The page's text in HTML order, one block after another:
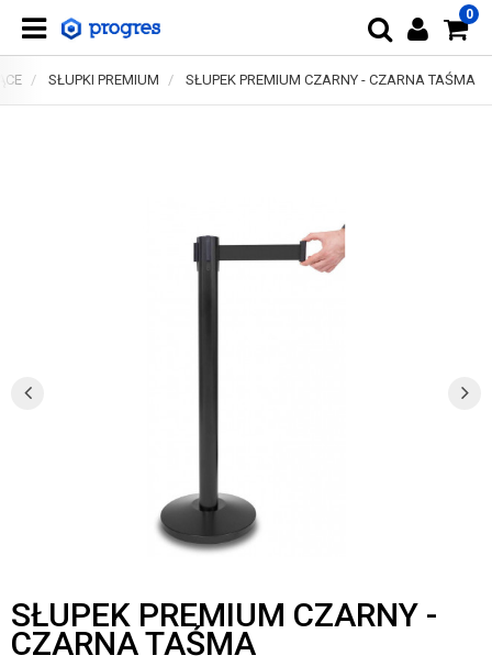
0
SŁUPKI PREMIUM SŁUPEK PREMIUM CZARNY - CZARNA TAŚMA
SŁUPEK PREMIUM CZARNY -
CZARNA TAŚMA